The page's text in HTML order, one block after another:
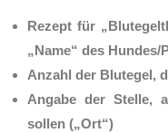
Rezept für
„Name“ des Hundes/
Anzahl der Blutegel,
Angabe der Stelle,
sollen („Ort“)